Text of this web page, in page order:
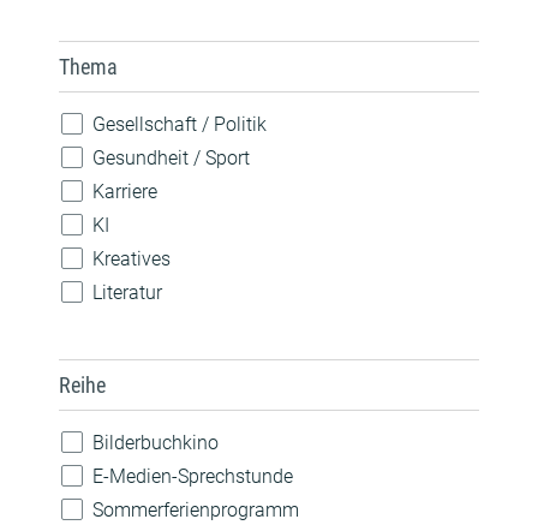
Spiele
Theateraufführung
Thema
Gesellschaft / Politik
Gesundheit / Sport
Karriere
KI
Kreatives
Literatur
Musik
Nachhaltigkeit
Reihe
Bilderbuchkino
E-Medien-Sprechstunde
Sommerferienprogramm